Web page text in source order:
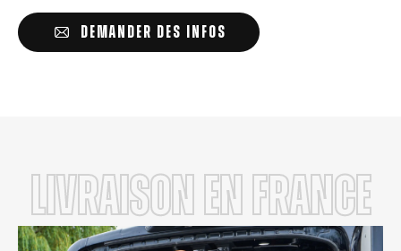
DEMANDER DES INFOS
LIVRAISON en FRANCE